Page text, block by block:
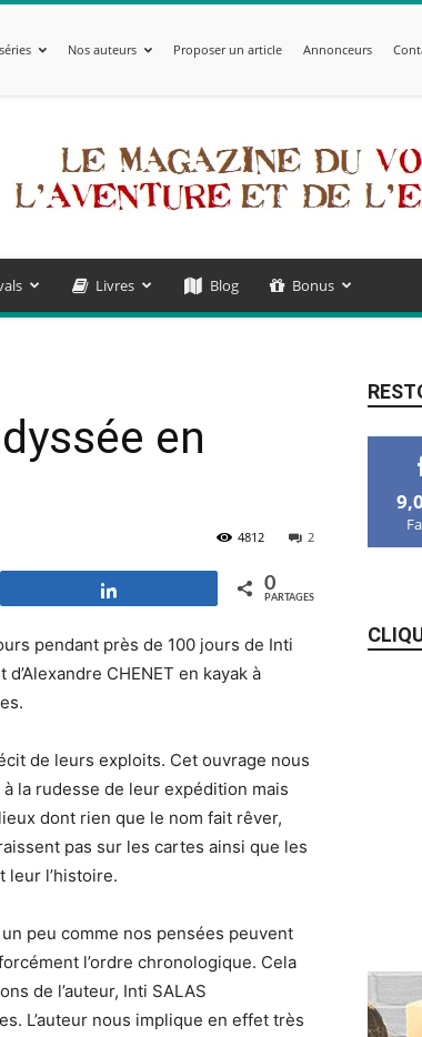
Nos auteurs Proposer un article Annonceurs
Livres Blog Bonus
en
2
4812
0
PARTAGES
pendant près de 100 jours de Inti
d’Alexandre CHENET en kayak à
de leurs exploits. Cet ouvrage nous
la rudesse de leur expédition mais
dont rien que le nom fait rêver,
pas sur les cartes ainsi que les
leur l’histoire.
peu comme nos pensées peuvent
l’ordre chronologique. Cela
de l’auteur, Inti SALAS
L’auteur nous implique en effet très